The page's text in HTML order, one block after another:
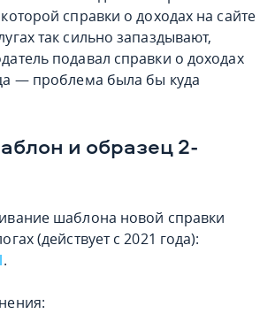
справки о доходах на сайте
так сильно запаздывают,
подавал справки о доходах
— проблема была бы куда
и образец 2-
шаблона новой справки
(действует с 2021 года):
.